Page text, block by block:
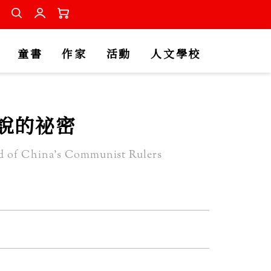
童書 作家 活動 人文學校
的祕密
of China's Communist Rulers